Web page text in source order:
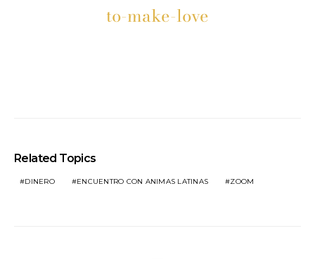
to-make-love
Related Topics
DINERO ENCUENTRO CON ANIMAS LATINAS ZOOM